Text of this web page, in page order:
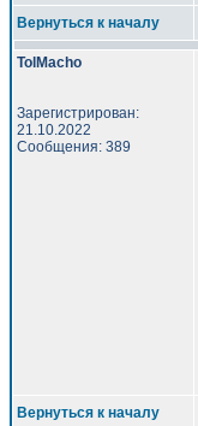
Вернуться к началу
TolMacho
Зарегистрирован:
21.10.2022
Сообщения: 389
Вернуться к началу